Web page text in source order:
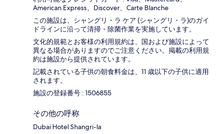
American Express、Discover、Carte Blanche
この施設は、シャングリ・ラ ケア (シャングリ・ラ)のガイ
ドラインに沿って清掃・除菌作業を実施しています。
文化的規範とお客様の利用規約は、国および施設によって
異なる場合がありますのでご注意ください。掲載の利用規
約は施設から提供されています。
記載されている子供の朝食料金は、11 歳以下の子供に適用
されます。
施設の登録番号 : 1506855
その他の呼称
Dubai Hotel Shangri-la